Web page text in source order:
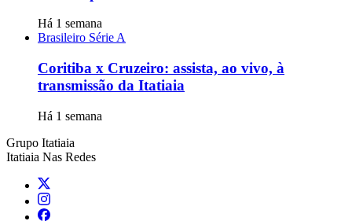
Há 1 semana
Brasileiro Série A
Coritiba x Cruzeiro: assista, ao vivo, à
transmissão da Itatiaia
Há 1 semana
Grupo Itatiaia
Itatiaia Nas Redes